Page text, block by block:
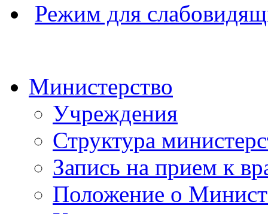
Режим для
Министерство
Учреждения
Структура
Запись на прием к
Положение о